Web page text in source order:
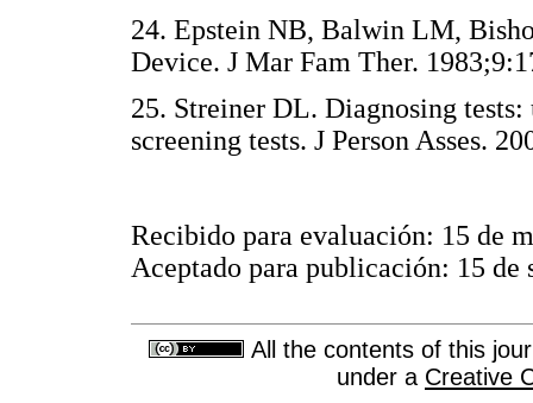
24. Epstein NB, Balwin LM,
Device. J Mar Fam Ther.
25. Streiner DL. Diagnosing
screening tests. J Person
Recibido para evaluación: 15 de
Aceptado para publicación: 15 de
All the contents of this
under a Creative